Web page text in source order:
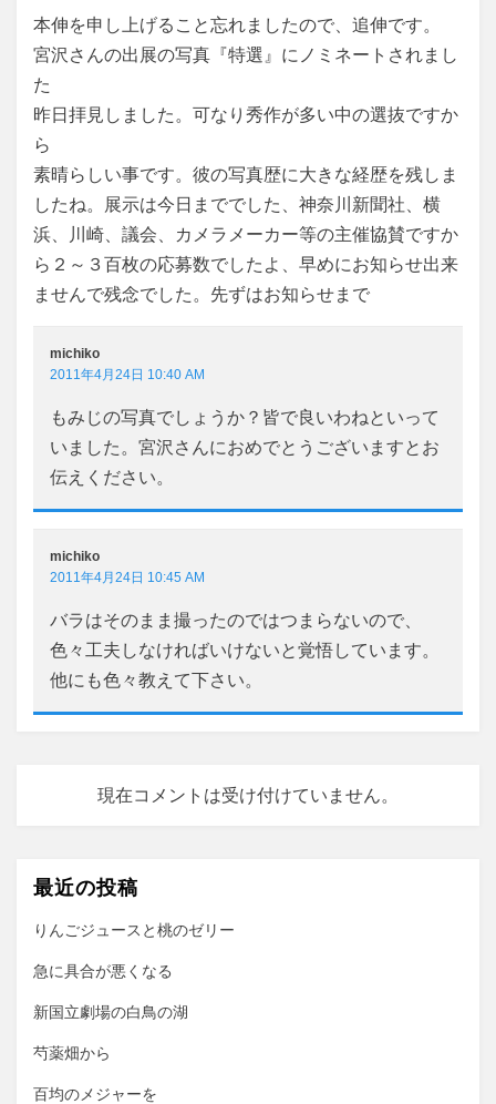
本伸を申し上げること忘れましたので、追伸です。
宮沢さんの出展の写真『特選』にノミネートされまし
た
昨日拝見しました。可なり秀作が多い中の選抜ですか
ら
素晴らしい事です。彼の写真歴に大きな経歴を残しま
したね。展示は今日まででした、神奈川新聞社、横
浜、川崎、議会、カメラメーカー等の主催協賛ですか
ら２～３百枚の応募数でしたよ、早めにお知らせ出来
ませんで残念でした。先ずはお知らせまで
michiko
2011年4月24日 10:40 AM
もみじの写真でしょうか？皆で良いわねといって
いました。宮沢さんにおめでとうございますとお
伝えください。
michiko
2011年4月24日 10:45 AM
バラはそのまま撮ったのではつまらないので、
色々工夫しなければいけないと覚悟しています。
他にも色々教えて下さい。
現在コメントは受け付けていません。
最近の投稿
りんごジュースと桃のゼリー
急に具合が悪くなる
新国立劇場の白鳥の湖
芍薬畑から
百均のメジャーを